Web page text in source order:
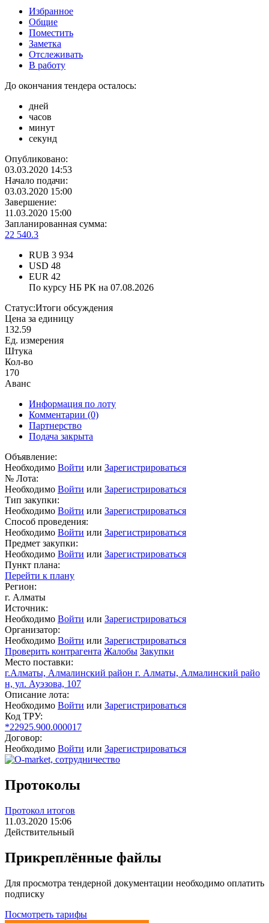
Избранное
Общие
Поместить
Заметка
Отслеживать
В работу
До окончания тендера осталось:
дней
часов
минут
секунд
Опубликовано:
03.03.2020 14:53
Начало подачи:
03.03.2020 15:00
Завершение:
11.03.2020 15:00
Запланированная сумма:
22 540.3
RUB 3 934
USD 48
EUR 42
По курсу НБ РК на 07.08.2026
Статус:Итоги обсуждения
Цена за единицу
132.59
Ед. измерения
Штука
Кол-во
170
Аванс
Информация по лоту
Комментарии (0)
Партнерство
Подача закрыта
Объявление:
Необходимо Войти или Зарегистрироваться
№ Лота:
Необходимо Войти или Зарегистрироваться
Тип закупки:
Необходимо Войти или Зарегистрироваться
Способ проведения:
Необходимо Войти или Зарегистрироваться
Предмет закупки:
Необходимо Войти или Зарегистрироваться
Пункт плана:
Перейти к плану
Регион:
г. Алматы
Источник:
Необходимо Войти или Зарегистрироваться
Организатор:
Необходимо Войти или Зарегистрироваться
Проверить контрагента Жалобы Закупки
Место поставки:
г.Алматы, Алмалинский район г. Алматы, Алмалинский райо
н, ул. Ауэзова, 107
Описание лота:
Необходимо Войти или Зарегистрироваться
Код ТРУ:
*22925.900.000017
Договор:
Необходимо Войти или Зарегистрироваться
Протоколы
Протокол итогов
11.03.2020 15:06
Действительный
Прикреплённые файлы
Для просмотра тендерной документации необходимо оплатить
подписку
Посмотреть тарифы